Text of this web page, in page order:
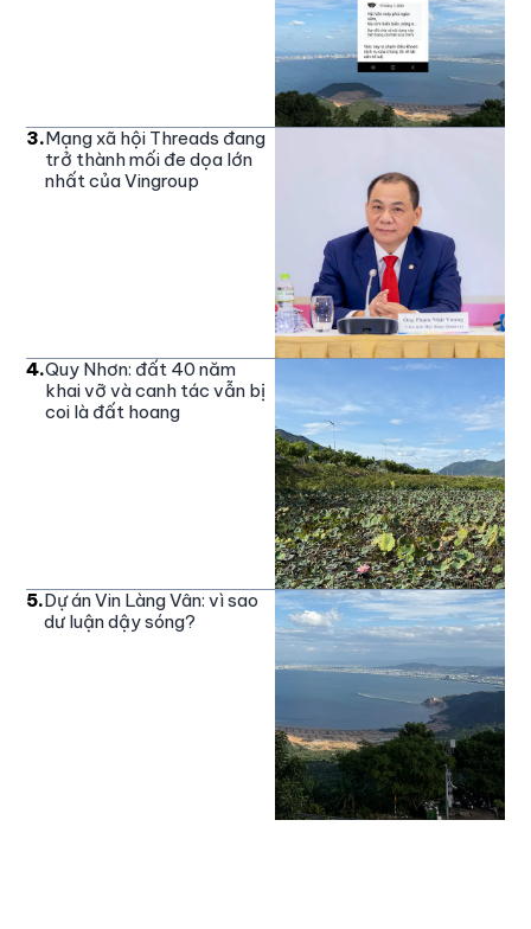
3.Mạng xã hội Threads đang
trở thành mối đe dọa lớn
nhất của Vingroup
4.Quy Nhơn: đất 40 năm
khai vỡ và canh tác vẫn bị
coi là đất hoang
5.Dự án Vin Làng Vân: vì sao
dư luận dậy sóng?